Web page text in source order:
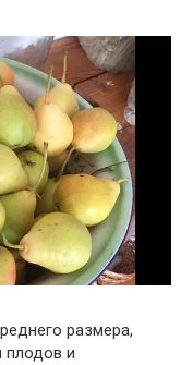
размера,
плодов и